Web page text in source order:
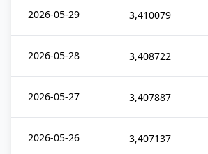
2026-05-29 3,410079
2026-05-28 3,408722
2026-05-27 3,407887
2026-05-26 3,407137